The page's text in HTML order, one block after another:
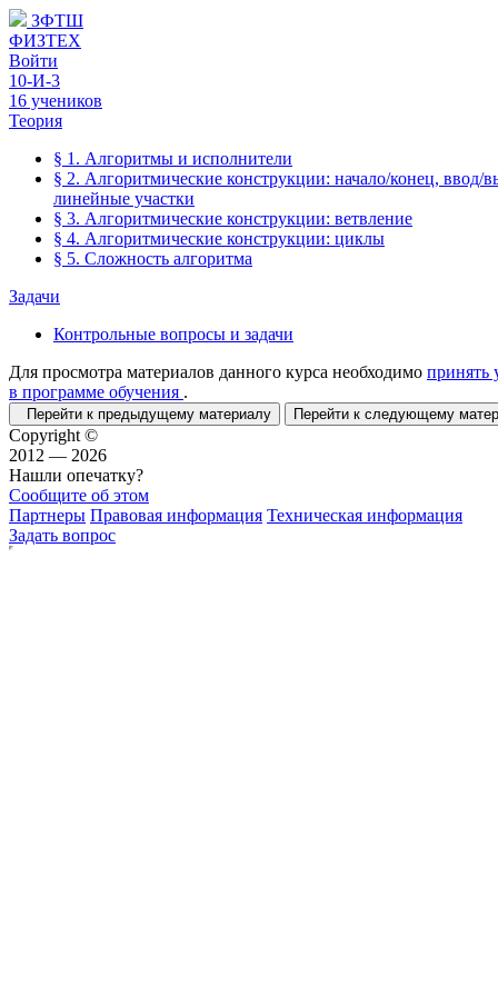
ЗФТШ
ФИЗТЕХ
Войти
10-И-3
16 учеников
Теория
§ 1. Алгоритмы и исполнители
§ 2. Алгоритмические конструкции: начало/конец, ввод/
линейные участки
§ 3. Алгоритмические конструкции: ветвление
§ 4. Алгоритмические конструкции: циклы
§ 5. Сложность алгоритма
Задачи
Контрольные вопросы и задачи
Для просмотра материалов данного курса необходимо принять
в программе обучения .
Перейти к предыдущему материалу Перейти к следующему
Copyright ©
2012 — 2026
Нашли опечатку?
Сообщите об этом
Партнеры Правовая информация Техническая информация
Задать вопрос